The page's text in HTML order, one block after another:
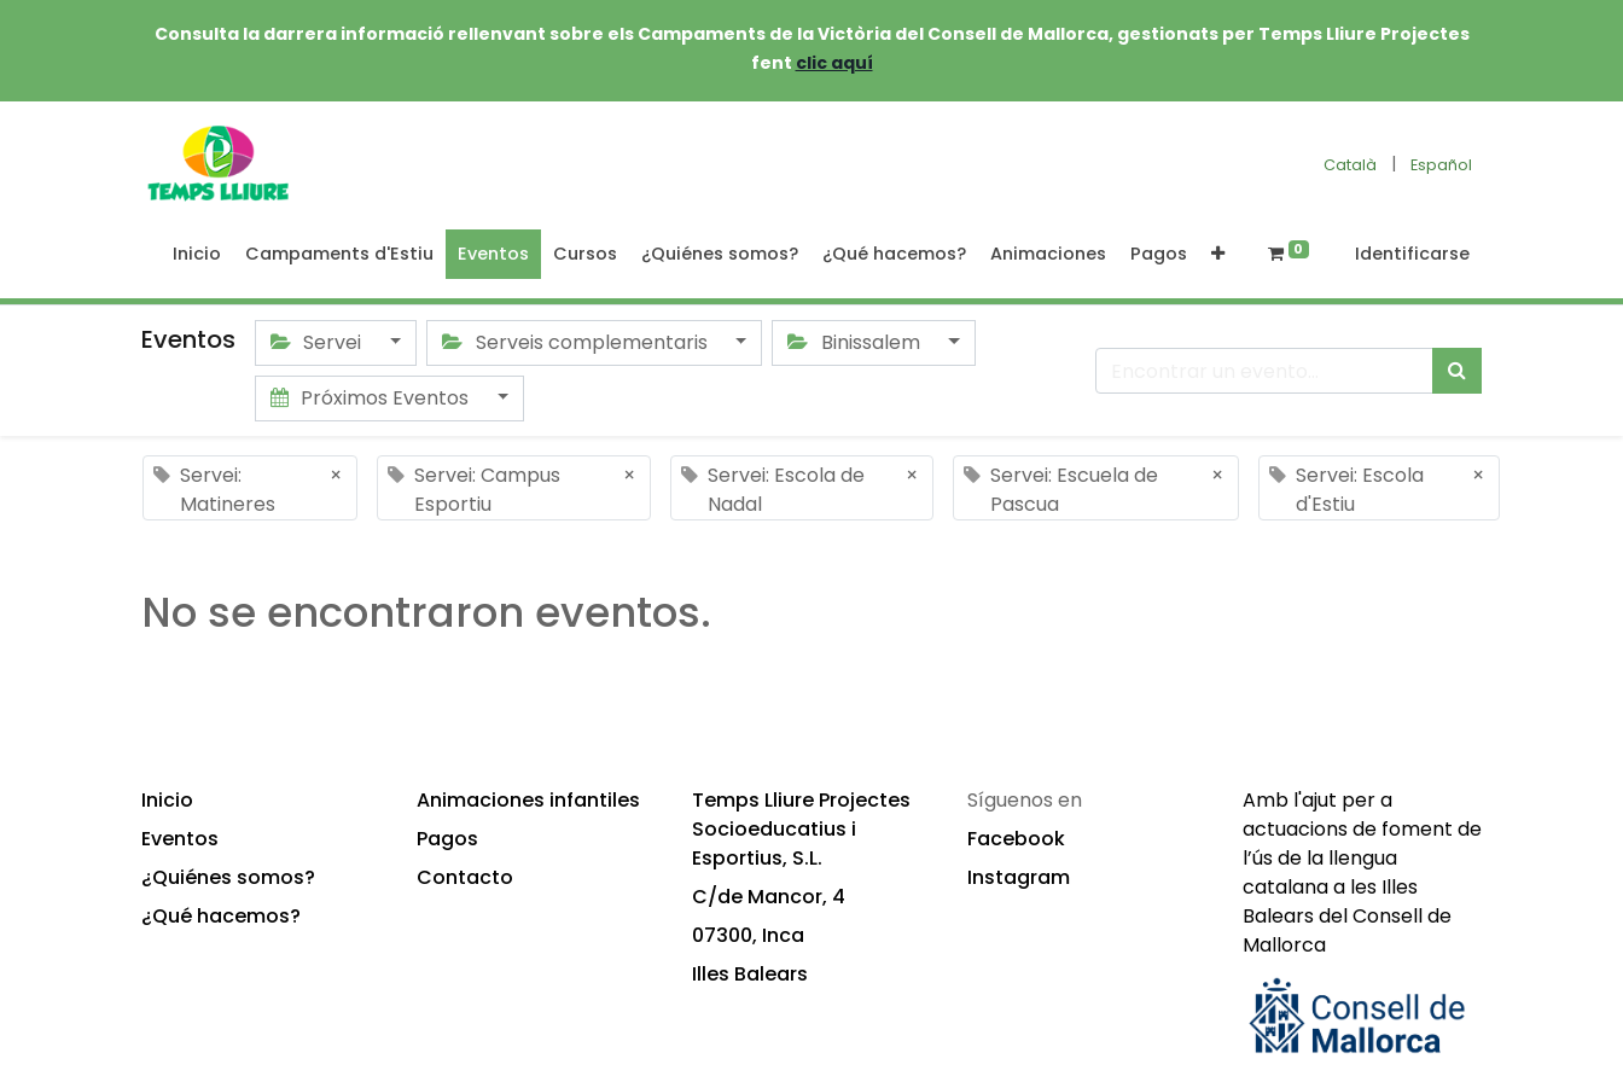
Consulta la darrera informació rellenvant sobre els Campaments de la Victòria del Consell de Mallorca, gestionats per Temps Lliure Projectes
fent clic aquí
Català | Español
Inicio Campaments d'Estiu Eventos Cursos ¿Quiénes somos? ¿Qué hacemos? Animaciones Pagos 0 Identificarse
Eventos Servei Serveis complementaris
Binissalem
Próximos Eventos
Servei:
Matineres
×
Servei: Campus
Esportiu
×
Servei: Escola de
Nadal
×
Servei: Escuela de
Pascua
×
Servei: Escola
d'Estiu
×
No se encontraron eventos.
Inicio
Eventos
¿Quiénes somos?
¿Qué hacemos?
Animaciones infantiles
Pagos
Contacto
Temps Lliure Projectes
Socioeducatius i
Esportius, S.L.
C/de Mancor, 4
07300, Inca
Illes Balears
Síguenos en
Facebook
Instagram
Amb l'ajut per a
actuacions de foment de
l’ús de la llengua
catalana a les Illes
Balears del Consell de
Mallorca